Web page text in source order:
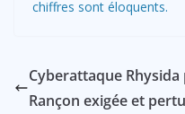
chiffres sont éloquents.
Cyberattaque
Rançon exigée et